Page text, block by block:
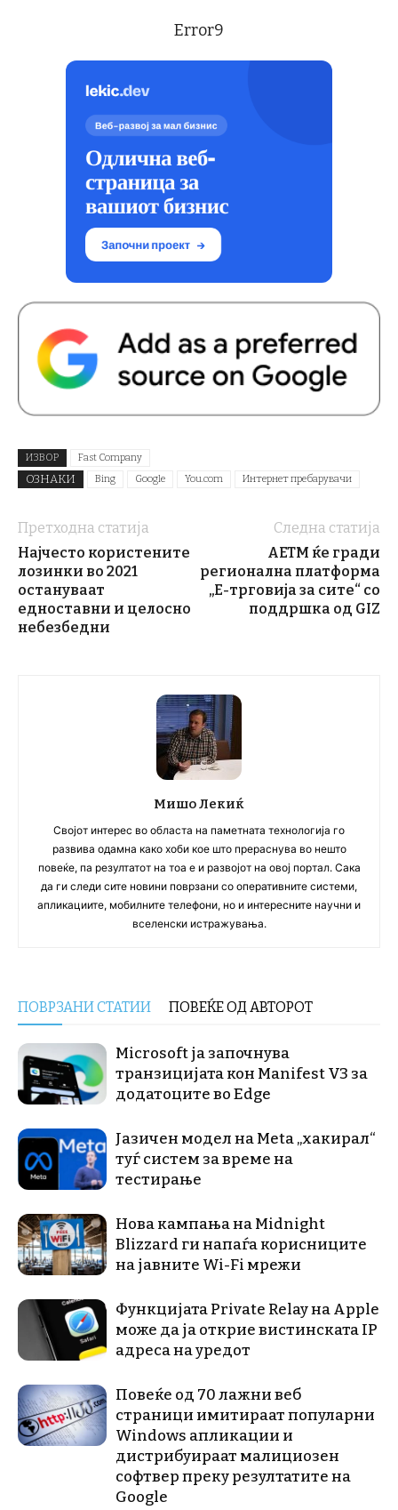
Error9
ИЗВОР Fast Company
ОЗНАКИ Bing Google You.com Интернет пребарувачи
Претходна статија
Најчесто користените
лозинки во 2021
остануваат
едноставни и целосно
небезбедни
Следна статија
АЕТМ ќе гради
регионална платформа
„Е-трговија за сите“ со
поддршка од GIZ
Мишо Лекиќ
Својот интерес во областа на паметната технологија го
развива одамна како хоби кое што прераснува во нешто
повеќе, па резултатот на тоа е и развојот на овој портал. Сака
да ги следи сите новини поврзани со оперативните системи,
апликациите, мобилните телефони, но и интересните научни и
вселенски истражувања.
ПОВРЗАНИ СТАТИИ ПОВЕЌЕ ОД АВТОРОТ
Microsoft ја започнува
транзицијата кон Manifest V3 за
додатоците во Edge
Јазичен модел на Meta „хакирал“
туѓ систем за време на
тестирање
Нова кампања на Midnight
Blizzard ги напаѓа корисниците
на јавните Wi-Fi мрежи
Функцијата Private Relay на Apple
може да ја открие вистинската IP
адреса на уредот
Повеќе од 70 лажни веб
страници имитираат популарни
Windows апликации и
дистрибуираат малициозен
софтвер преку резултатите на
Google